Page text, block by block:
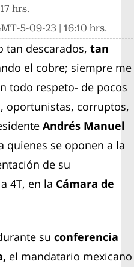
hrs.
5-09-23 | 16:10 hrs.
tan descarados, tan
el cobre; siempre me
todo respeto- de pocos
oportunistas, corruptos,
Andrés Manuel
quienes se oponen a la
de su
4T, en la Cámara de
su conferencia
el mandatario mexicano